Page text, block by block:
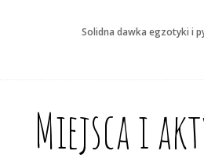
Solidna dawka egzotyki i
Miejsca i